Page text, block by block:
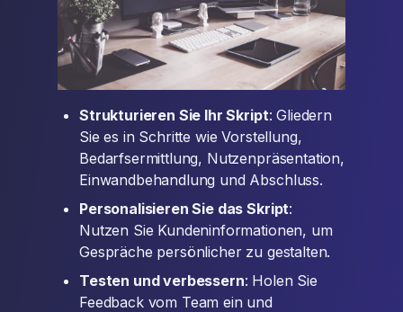
Strukturieren Sie Ihr Skript: Gliedern
Sie es in Schritte wie Vorstellung,
Bedarfsermittlung, Nutzenpräsentation,
Einwandbehandlung und Abschluss.
Personalisieren Sie das Skript:
Nutzen Sie Kundeninformationen, um
Gespräche persönlicher zu gestalten.
Testen und verbessern: Holen Sie
Feedback vom Team ein und